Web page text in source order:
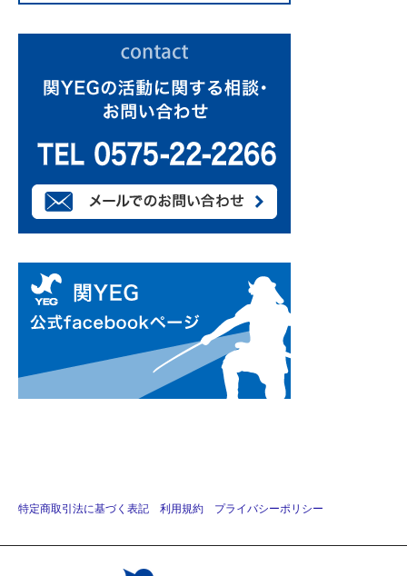
特定商取引法に基づく表記 利用規約 プライバシーポリシー